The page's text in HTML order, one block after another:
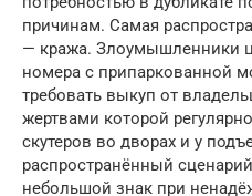
причинам. Самая
— кража. Злоумышленники
номера с припаркованной
требовать выкуп от
жертвами которой
скутеров во дворах и у
распространённый
небольшой знак при